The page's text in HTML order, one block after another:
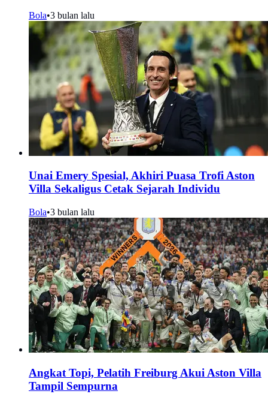
Bola•3 bulan lalu
Unai Emery Spesial, Akhiri Puasa Trofi Aston
Villa Sekaligus Cetak Sejarah Individu
Bola•3 bulan lalu
Angkat Topi, Pelatih Freiburg Akui Aston Villa
Tampil Sempurna